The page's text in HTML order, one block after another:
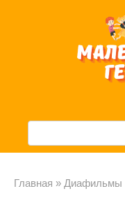
Главная » Диафильмы